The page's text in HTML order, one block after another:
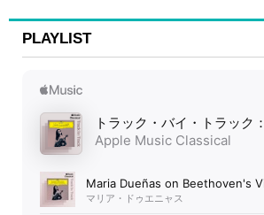
PLAYLIST